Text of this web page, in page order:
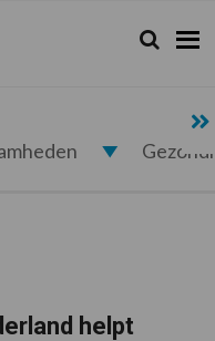
Zoeken...
Zoek
helpt